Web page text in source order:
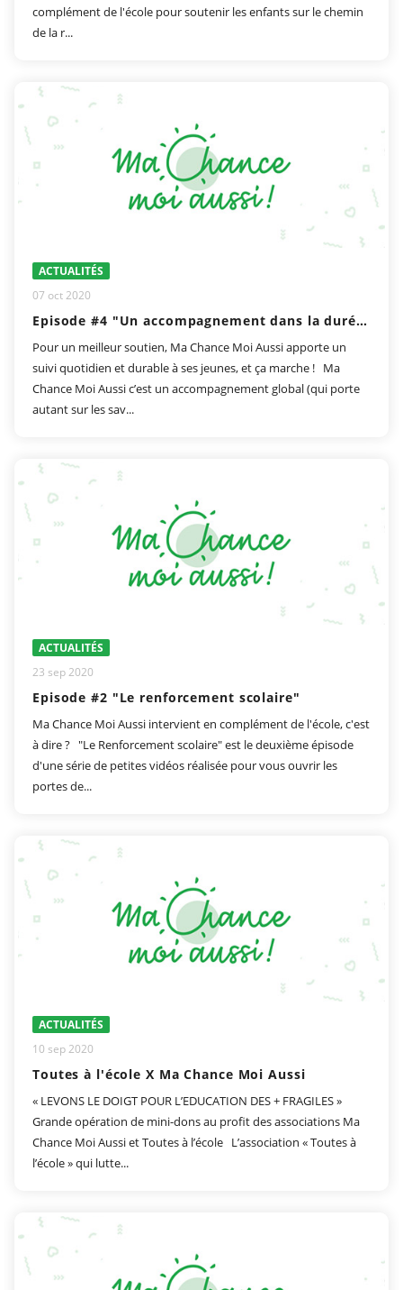
complément de l'école pour soutenir les enfants sur le chemin
de la r...
ACTUALITÉS
07 oct 2020
Episode #4 "Un accompagnement dans la durée"
Pour un meilleur soutien, Ma Chance Moi Aussi apporte un
suivi quotidien et durable à ses jeunes, et ça marche ! Ma
Chance Moi Aussi c’est un accompagnement global (qui porte
autant sur les sav...
ACTUALITÉS
23 sep 2020
Episode #2 "Le renforcement scolaire"
Ma Chance Moi Aussi intervient en complément de l'école, c'est
à dire ? "Le Renforcement scolaire" est le deuxième épisode
d'une série de petites vidéos réalisée pour vous ouvrir les
portes de...
ACTUALITÉS
10 sep 2020
Toutes à l'école X Ma Chance Moi Aussi
« LEVONS LE DOIGT POUR L’EDUCATION DES + FRAGILES »
Grande opération de mini-dons au profit des associations Ma
Chance Moi Aussi et Toutes à l’école L’association « Toutes à
l’école » qui lutte...